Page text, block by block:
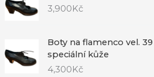
3,900 Kč
Boty na flamenco vel.
speciální kůže
4,300Kč